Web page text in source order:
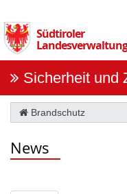
Sie
die
Navigation
Südtiroler
Landesverwaltung
Sicherheit und
Brandschutz
News